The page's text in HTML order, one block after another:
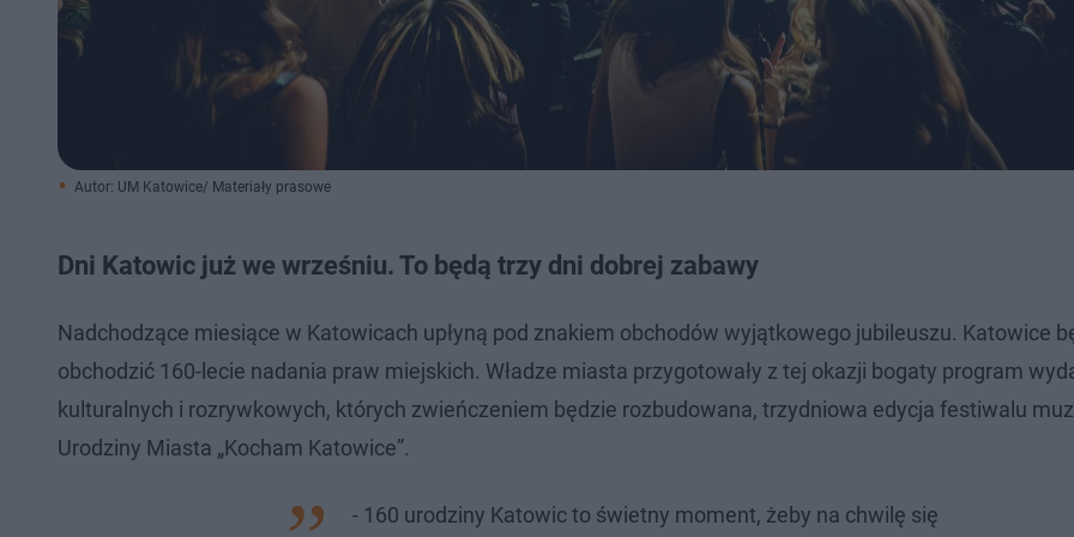
Autor: UM Katowice/ Materiały prasowe
Dni Katowic już we wrześniu. To będą trzy dni dobrej zabawy
Nadchodzące miesiące w Katowicach upłyną pod znakiem obchodów wyjątkowego jubileuszu. Katowice
obchodzić 160-lecie nadania praw miejskich. Władze miasta przygotowały z tej okazji bogaty program
kulturalnych i rozrywkowych, których zwieńczeniem będzie rozbudowana, trzydniowa edycja festiwalu
Urodziny Miasta „Kocham Katowice”.
- 160 urodziny Katowic to świetny moment, żeby na chwilę się